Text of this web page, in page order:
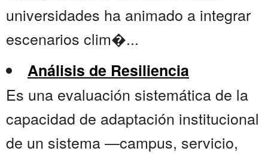
universidades ha animado a integrar
escenarios clim�...
Análisis de Resiliencia
Es una evaluación sistemática de la
capacidad de adaptación institucional
de un sistema —campus, servicio,